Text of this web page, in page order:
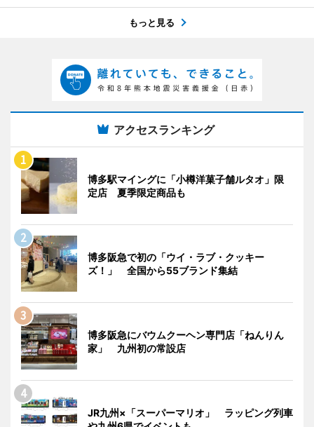
もっと見る
アクセスランキング
博多駅マイングに「小樽洋菓子舗ルタオ」限
定店 夏季限定商品も
博多阪急で初の「ウイ・ラブ・クッキー
ズ！」 全国から55ブランド集結
博多阪急にバウムクーヘン専門店「ねんりん
家」 九州初の常設店
JR九州×「スーパーマリオ」 ラッピング列車